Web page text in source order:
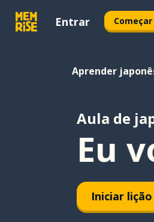
Entrar
Aprender
Aula de
Eu
Iniciar lição